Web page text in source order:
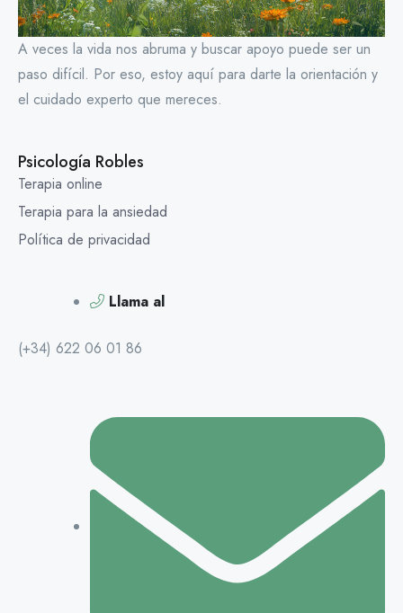
A veces la vida nos abruma y buscar apoyo puede ser un
paso difícil. Por eso, estoy aquí para darte la orientación y
el cuidado experto que mereces.
Psicología Robles
Terapia online
Terapia para la ansiedad
Política de privacidad
Llama al
(+34) 622 06 01 86